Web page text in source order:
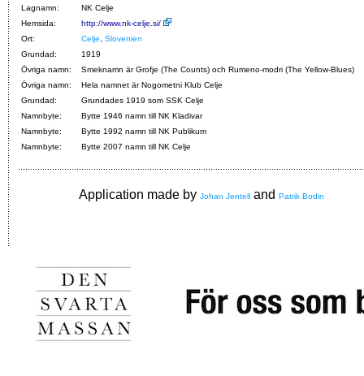
Lagnamn:
NK Celje
Hemsida:
http://www.nk-celje.si/
Ort:
Celje
Slovenien
Grundad:
1919
Övriga namn:
Smeknamn är Grofje (The Counts) och Rumeno-modri (The Yellow-Blues)
Övriga namn:
Hela namnet är Nogometni Klub Celje
Grundad:
Grundades 1919 som SSK Celje
Namnbyte:
Bytte 1946 namn till NK Kladivar
Namnbyte:
Bytte 1992 namn till NK Publikum
Namnbyte:
Bytte 2007 namn till NK Celje
Application made by Johan Jentell and Patrik Bodin